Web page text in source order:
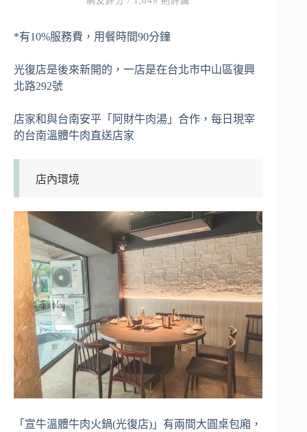
*有10%服務費，用餐時間90分鐘
光復店是後來新開的，一店是在台北市中山區復興
北路292號
店家和與台南安平「阿財牛肉湯」合作，每日現宰
的台南溫體牛肉直送店家
店內環境
「宣牛溫體牛肉火鍋(光復店)」有兩間大圓桌包廂，